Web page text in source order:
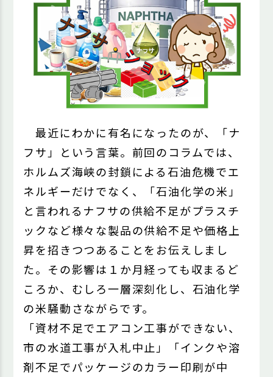
最近にわかに有名になったのが、「ナ
フサ」という言葉。前回のコラムでは、
ホルムズ海峡の封鎖による石油危機でエ
ネルギーだけでなく、「石油化学の米」
と言われるナフサの供給不足がプラスチ
ックなど様々な製品の供給不足や価格上
昇を招きつつあることをお伝えしまし
た。その影響は１か月経っても収まるど
ころか、むしろ一層深刻化し、石油化学
の米騒動さながらです。
「資材不足でエアコン工事ができない、
市の水道工事が入札中止」「インクや溶
剤不足でパッケージのカラー印刷が中